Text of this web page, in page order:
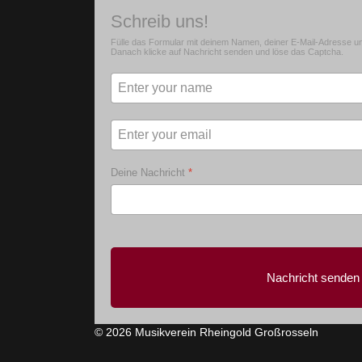
Schreib uns!
Fülle das Formular mit deinem Namen, deiner E-Mail-Adresse
Danach klicke auf Nachricht senden und löse das Captcha.
Deine Nachricht *
Nachricht senden
© 2026 Musikverein Rheingold Großrosseln